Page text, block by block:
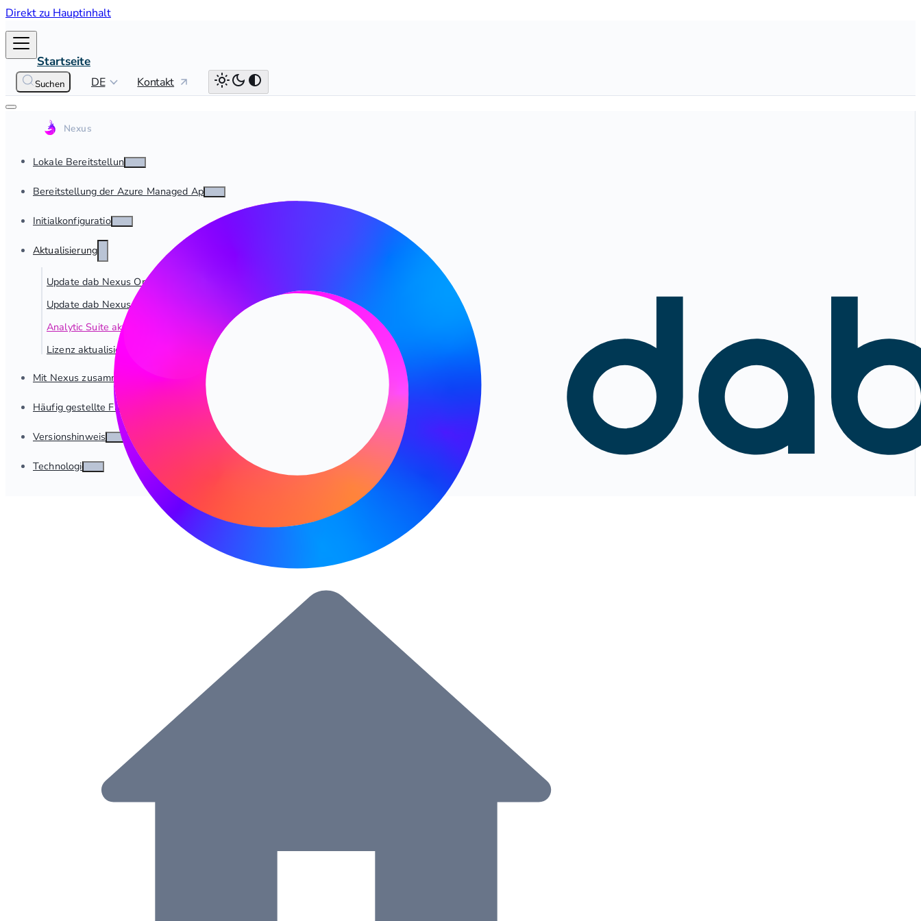
Direkt zu Hauptinhalt
Startseite
DE Kontakt
Suchen
Lokale Bereitstellung
Bereitstellung der Azure Managed App
Initialkonfiguration
Aktualisierung
Update dab Nexus On-Premise
Update dab Nexus Managed App
Analytic Suite aktualisieren
Lizenz aktualisieren
Mit Nexus zusammenarbeiten
Häufig gestellte Fragen
Versionshinweise
Technologie